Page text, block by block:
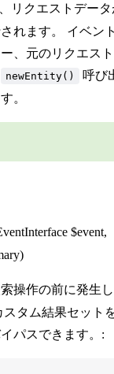
リクエストデータ
れます。 イベン
、元のリクエス
newEntity()
呼び
。
$event,
操作の前に発生
タム結果セット
パスできます。: